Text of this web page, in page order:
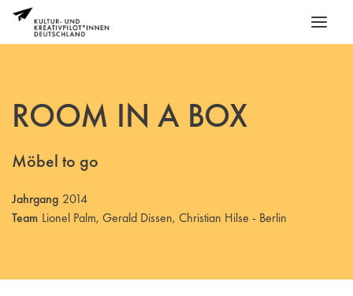
ROOM IN A BOX
Möbel to go
Jahrgang 2014
Team Lionel Palm, Gerald Dissen, Christian Hilse - Berlin